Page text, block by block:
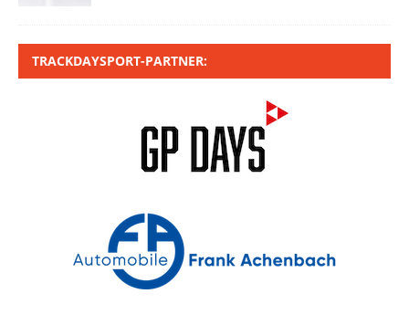
TRACKDAYSPORT-PARTNER: